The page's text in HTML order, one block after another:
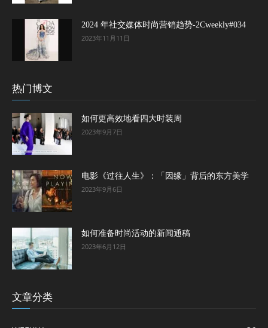
2024 年社交媒体时尚营销趋势-2Cweekly#034
2023年11月11日
热门博文
如何更高效地看四大时装周
2023年9月7日
电影《过往人生》：「因缘」背后的东方美学
2023年9月6日
如何准备时尚活动的新闻通稿
2023年6月12日
文章分类